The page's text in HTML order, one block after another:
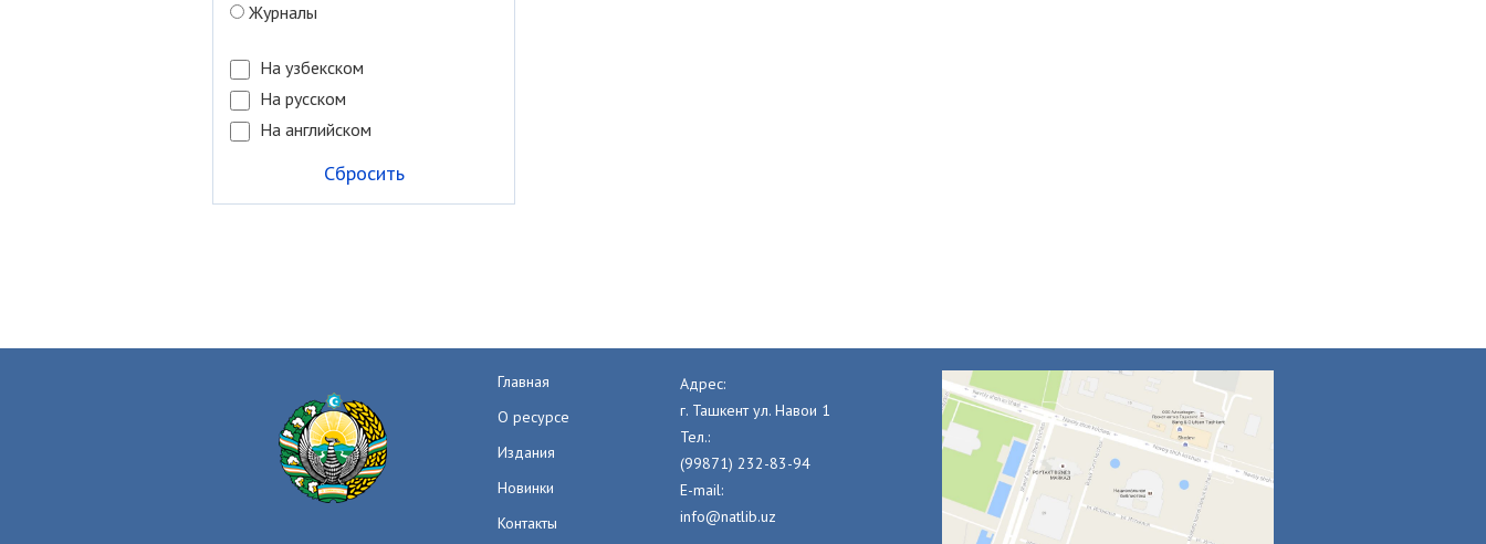
Журналы
На узбекском
На русском
На английском
Сбросить
Главная
О ресурсе
Издания
Новинки
Контакты
Адрес:
г. Ташкент ул. Навои 1
Тел.:
(99871) 232-83-94
E-mail:
info@natlib.uz